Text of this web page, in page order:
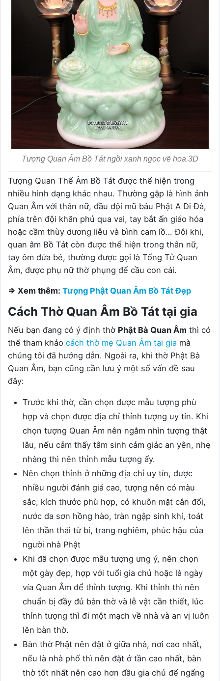
Tượng Quan Âm Bồ Tát ngồi xanh ngọc vẽ hoa 3D
Tượng Quan Thế Âm Bồ Tát được thể hiện trong
nhiều hình dạng khác nhau. Thường gặp là hình ảnh
Quan Âm với thân nữ, đầu đội mũ báu Phật A Di Đà,
phía trên đội khăn phủ qua vai, tay bắt ấn giáo hóa
hoặc cầm thùy dương liễu và bình cam lồ… Đôi khi,
quan âm Bồ Tát còn được thể hiện trong thân nữ,
tay ôm đứa bé, thường được gọi là Tống Tử Quan
Âm, được phụ nữ thờ phụng để cầu con cái.
=> Xem thêm: Tượng Phật Quan Âm Bồ Tát Đẹp
Cách Thờ Quan Âm Bồ Tát tại gia
Nếu bạn đang có ý định thờ Phật Bà Quan Âm thì có
thể tham khảo cách thờ mẹ Quan Âm tại gia mà
chúng tôi đã hướng dẫn. Ngoài ra, khi thờ Phật Bà
Quan Âm, bạn cũng cần lưu ý một số vấn đề sau
đây:
Trước khi thờ, cần chọn được mẫu tượng phù
hợp và chọn được địa chỉ thỉnh tượng uy tín. Khi
chọn tượng Quan Âm nên ngắm nhìn tượng thật
lâu, nếu cảm thấy tâm sinh cảm giác an yên, nhẹ
nhàng thì nên thỉnh mẫu tượng ấy.
Nên chọn thỉnh ở những địa chỉ uy tín, được
nhiều người đánh giá cao, tượng nên có màu
sắc, kích thước phù hợp, có khuôn mặt cân đối,
nước da sơn hồng hào, tràn ngập sinh khí, toát
lên thần thái từ bi, trang nghiêm, phúc hậu của
người nhà Phật
Khi đã chọn được mẫu tượng ưng ý, nên chọn
một gày đẹp, hợp với tuổi gia chủ hoặc là ngày
vía Quan Âm để thỉnh tượng. Khi thỉnh thì nên
chuẩn bị đầy đủ bàn thờ và lễ vật cần thiết, lúc
thỉnh tượng thì đi một mạch về nhà và an vị luôn
lên bàn thờ.
Bàn thờ Phật nên đặt ở giữa nhà, nơi cao nhất,
nếu là nhà phố thì nên đặt ở tần cao nhất, bàn
thờ tốt nhất nên cao hơn đầu gia chủ để ngẩng